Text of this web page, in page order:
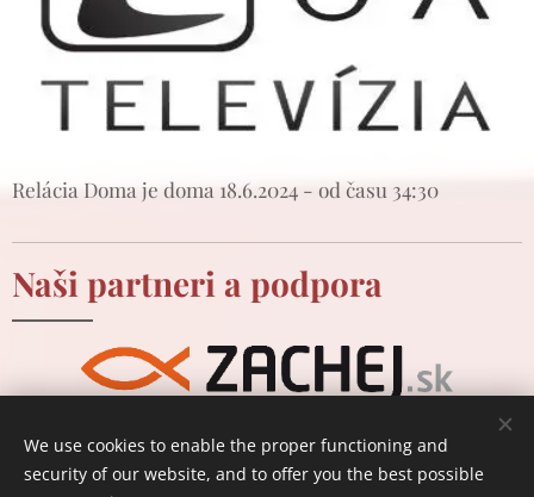
Relácia Doma je doma 18.6.2024 - od času 34:30
Naši partneri a podpora
Ďakujeme všetkým podporovateľom Bratstva
Kána, ako aj Komunity Chemin Neuf na Slovensku.
We use cookies to enable the proper functioning and
security of our website, and to offer you the best possible